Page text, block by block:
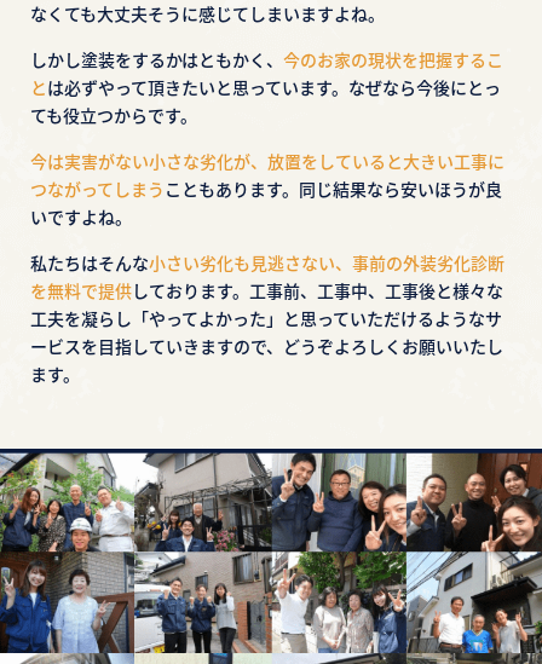
なくても大丈夫そうに感じてしまいますよね。
しかし塗装をするかはともかく、 今のお家の現状を把握するこ
とは必ずやって頂きたいと思っています。 なぜなら今後にとっ
ても役立つからです。
今は実害がない小さな劣化が、放置をしていると大きい工事に
つながってしまう こともあります。 同じ結果なら安いほうが良
いですよね。
私たちはそんな小さい劣化も見逃さない、事前の外装劣化診断
を無料で提供しております。 工事前、工事中、工事後と様々な
工夫を凝らし「やってよかった」と思っていただけるようなサ
ービスを目指していきますので、どうぞよろしくお願いいたし
ます。